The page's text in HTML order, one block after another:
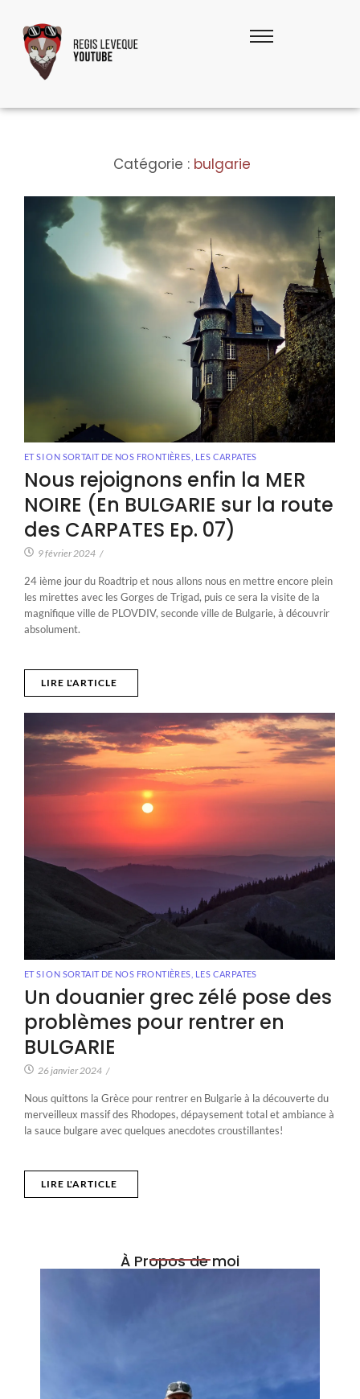
Catégorie : bulgarie
ET SI ON SORTAIT DE NOS FRONTIÈRES LES CARPATES
Nous rejoignons enfin la MER
NOIRE (En BULGARIE sur la route
des CARPATES Ep. 07)
9 février 2024 /
24 ième jour du Roadtrip et nous allons nous en mettre encore plein
les mirettes avec les Gorges de Trigad, puis ce sera la visite de la
magnifique ville de PLOVDIV, seconde ville de Bulgarie, à découvrir
absolument.
LIRE L'ARTICLE
ET SI ON SORTAIT DE NOS FRONTIÈRES LES CARPATES
Un douanier grec zélé pose des
problèmes pour rentrer en
BULGARIE
26 janvier 2024 /
Nous quittons la Grèce pour rentrer en Bulgarie à la découverte du
merveilleux massif des Rhodopes, dépaysement total et ambiance à
la sauce bulgare avec quelques anecdotes croustillantes!
LIRE L'ARTICLE
À Propos de moi